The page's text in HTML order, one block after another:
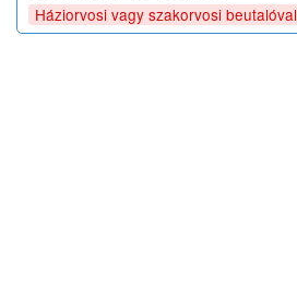
Háziorvosi vagy szakorvosi beutalóval